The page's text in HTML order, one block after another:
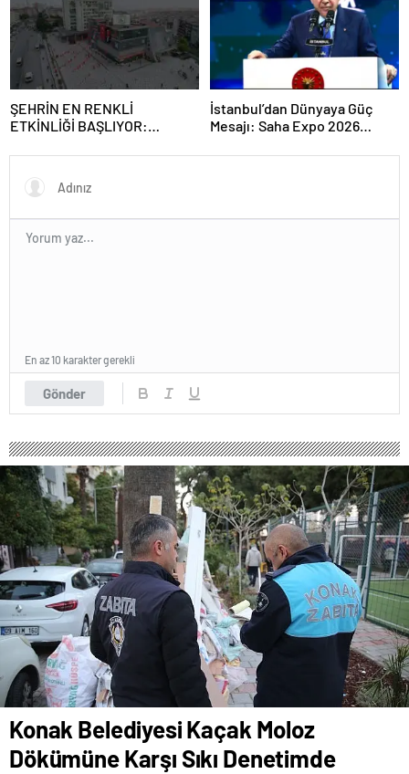
ŞEHRİN EN RENKLİ
ETKİNLİĞİ BAŞLIYOR:
FESTİVALİ” HEYECANI
GAZİOSMANPAŞA’DA
YAŞANACAK
İstanbul’dan Dünyaya Güç
Mesajı: Saha Expo 2026
Gönder
En az 10 karakter gerekli
Konak Belediyesi Kaçak Moloz
Dökümüne Karşı Sıkı Denetimde